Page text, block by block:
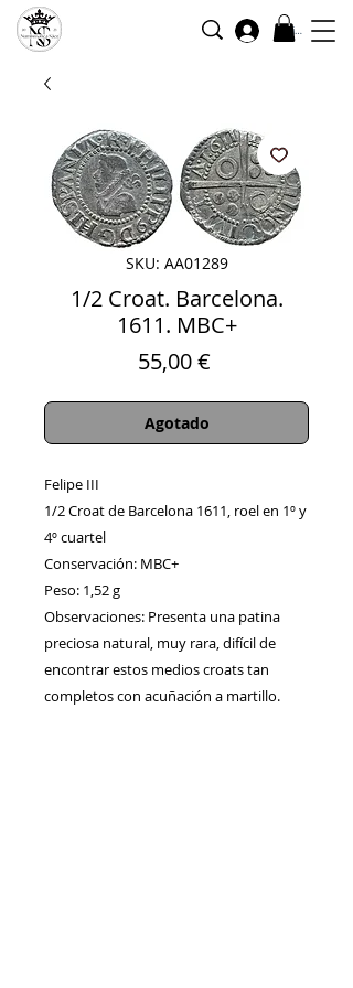
Iniciar sesión
SKU: AA01289
1/2 Croat. Barcelona.
1611. MBC+
55,00 €Precio
Agotado
Felipe III
1/2 Croat de Barcelona 1611, roel en 1º y
4º cuartel
Conservación: MBC+
Peso: 1,52 g
Observaciones: Presenta una patina
preciosa natural, muy rara, difícil de
encontrar estos medios croats tan
completos con acuñación a martillo.